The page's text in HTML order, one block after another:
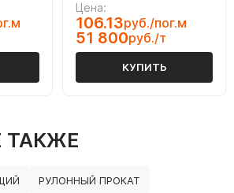
Цена:
106.13руб./пог.м
51 800руб./т
КУПИТЬ
ТАКЖЕ
РУЛОННЫЙ ПРОКАТ